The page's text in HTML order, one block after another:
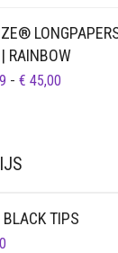
RAINBOW
- € 45,00
BLACK TIPS